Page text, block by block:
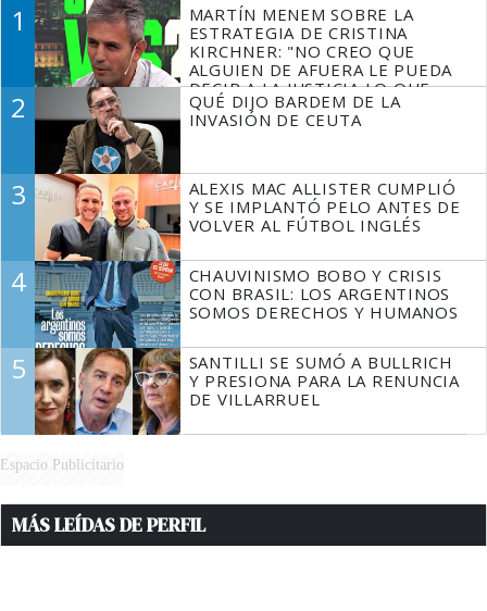
1
MARTÍN MENEM SOBRE LA
ESTRATEGIA DE CRISTINA
KIRCHNER: "NO CREO QUE
ALGUIEN DE AFUERA LE PUEDA
DECIR A LA JUSTICIA LO QUE
TIENE QUE HACER"
2
QUÉ DIJO BARDEM DE LA
INVASIÓN DE CEUTA
3
ALEXIS MAC ALLISTER CUMPLIÓ
Y SE IMPLANTÓ PELO ANTES DE
VOLVER AL FÚTBOL INGLÉS
4
CHAUVINISMO BOBO Y CRISIS
CON BRASIL: LOS ARGENTINOS
SOMOS DERECHOS Y HUMANOS
5
SANTILLI SE SUMÓ A BULLRICH
Y PRESIONA PARA LA RENUNCIA
DE VILLARRUEL
Espacio Publicitario
MÁS LEÍDAS DE PERFIL